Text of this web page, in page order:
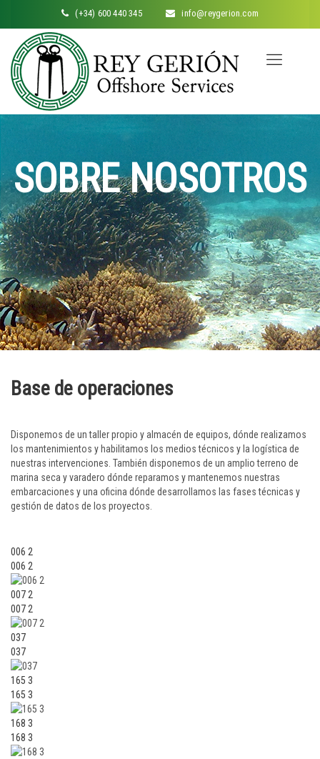
(+34) 600 440 345 info@reygerion.com
SOBRE NOSOTROS
Base de operaciones
Disponemos de un taller propio y almacén de equipos, dónde realizamos
los mantenimientos y habilitamos los medios técnicos y la logística de
nuestras intervenciones. También disponemos de un amplio terreno de
marina seca y varadero dónde reparamos y mantenemos nuestras
embarcaciones y una oficina dónde desarrollamos las fases técnicas y
gestión de datos de los proyectos.
006 2
006 2
007 2
007 2
037
037
165 3
165 3
168 3
168 3